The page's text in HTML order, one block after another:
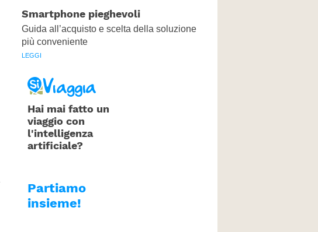
Smartphone pieghevoli
Guida all’acquisto e scelta della soluzione
più conveniente
LEGGI
Hai mai fatto un
viaggio con
l'intelligenza
artificiale?
Partiamo
insieme!